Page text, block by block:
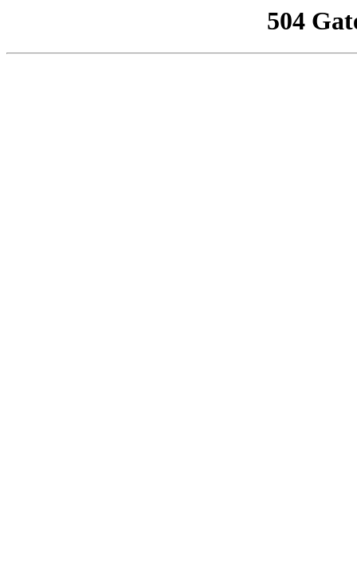
504